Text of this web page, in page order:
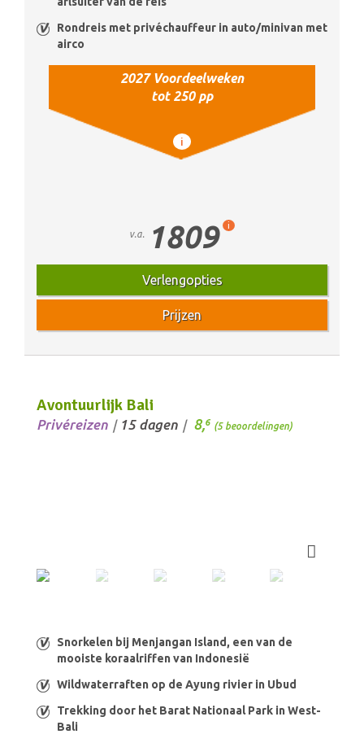
Rondreis met privéchauffeur in auto/minivan met
airco
2027 Voordeelweken
tot 250 pp
i
v.a. 1809 i
Verlengopties
Prijzen
Avontuurlijk Bali
Privéreizen / 15 dagen / 8, 6 (5 beoordelingen)
Snorkelen bij Menjangan Island, een van de
mooiste koraalriffen van Indonesië
Wildwaterraften op de Ayung rivier in Ubud
Trekking door het Barat Nationaal Park in West-
Bali